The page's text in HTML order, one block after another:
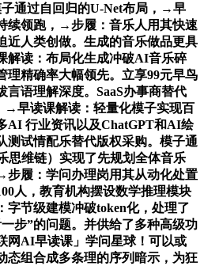
通过自回归的U-Net布局，→早
续领跑，→步履：音乐人用其快速
近人类创做。生成的音乐做品更具
解读：布局化生成冲破AI音乐碎
理精确率大幅领先。立享99元早鸟
言语理解深度。SaaS办事商替代
→早读课解读：轻量化模子实现百
AI 行业资讯以及ChatGPT和AI绘
测试情配乐替代版权采购。模子通
思维链）实现了先规划全体音乐
履：学问办理岗用其从动化处置
人，教育机构摆设数学推理模块
节级建模冲破token化，处理了
步”的问题。并供给了多种高级功
网AI早读课」学问星球！可以或
态组合成多条理的序列暗示，为狂